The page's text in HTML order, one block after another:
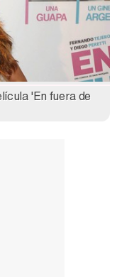
Carlota Corredera y Javier de Hoyos: "La tele tiene que representar al público también y aquí están todos los perfiles posibles&quo;
'En fuera de